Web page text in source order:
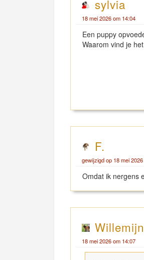
sylvia
18 mei 2026 om 14:04
Een puppy
Waarom vind je
F.
gewijzigd op 18 mei
Omdat ik nergens
18 mei 2026 om 14:07